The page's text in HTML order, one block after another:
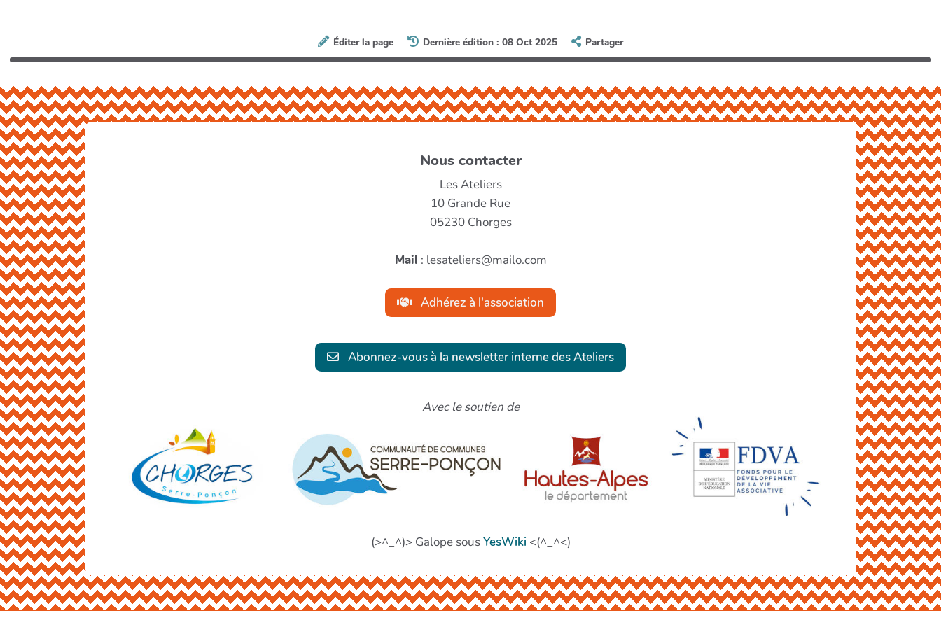
Éditer la page Dernière édition : 08 Oct 2025 Partager
Nous contacter
Les Ateliers
10 Grande Rue
05230 Chorges
Mail : lesateliers@mailo.com
Adhérez à l'association
Abonnez-vous à la newsletter interne des Ateliers
Avec le soutien de
(>^_^)> Galope sousYesWiki <(^_^<)